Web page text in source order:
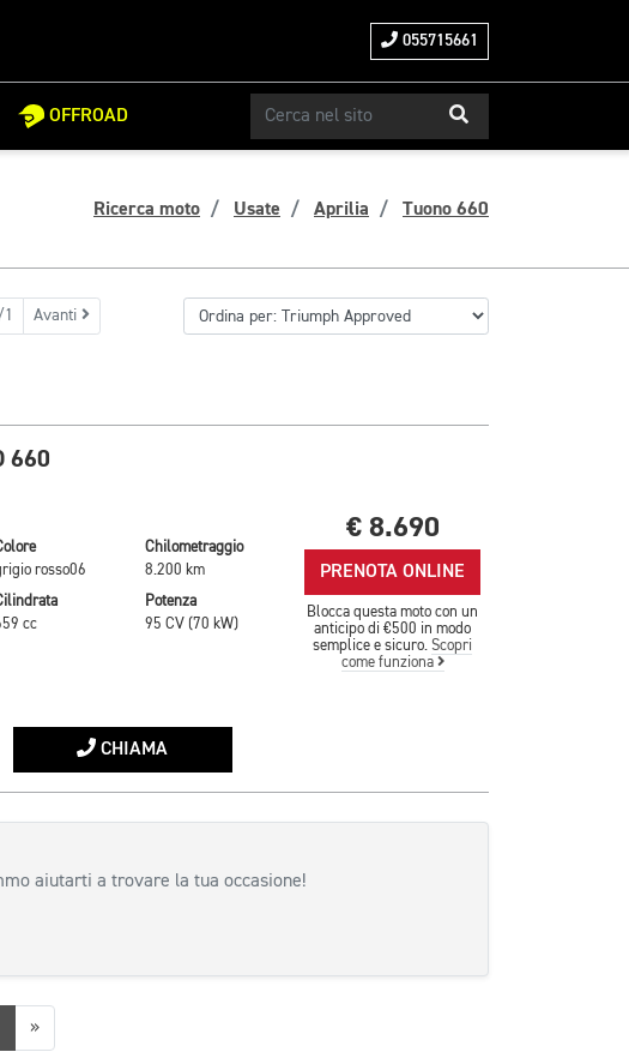
055715661
OFFROAD
Ricerca moto Usate Aprilia Tuono 660
Avanti
660
rosso06
Chilometraggio
8.200 km
cc
Potenza
95 CV (70 kW)
€ 8.690
PRENOTA ONLINE
Blocca questa moto con un
anticipo di €500 in modo
semplice e sicuro.Scopri
come funziona
CHIAMA
aiutarti a trovare la tua occasione!
»Successiva